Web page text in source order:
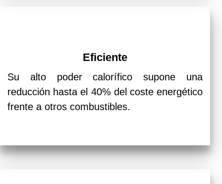
Eficiente
Su alto poder calorífico supone una
reducción hasta el 40% del coste energético
frente a otros combustibles.